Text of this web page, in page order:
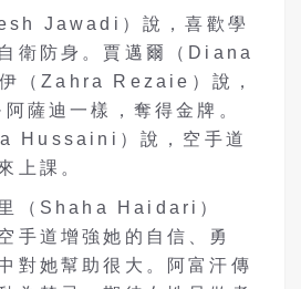
Jawadi）說，喜歡學
衛防身。賈邁爾（Diana
（Zahra Rezaie）說，
薩迪一樣，奪得金牌。
Hussaini）說，空手道
上課。
（Shaha Haidari）
手道增強她的自信、勇
對她幫助很大。阿富汗傳